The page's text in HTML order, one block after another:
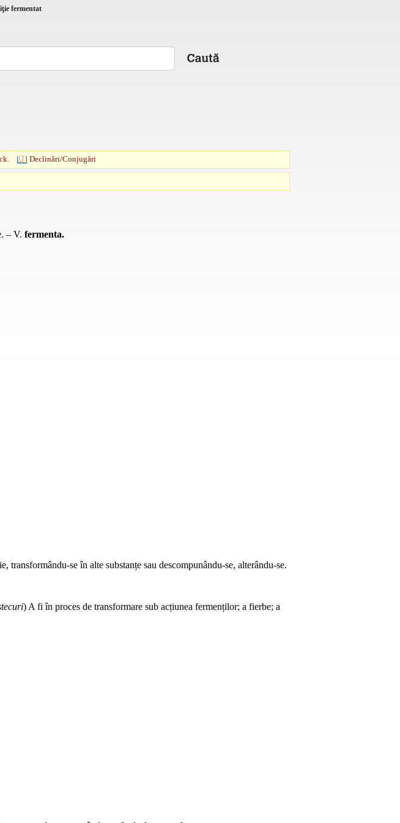
fermentat
Declinări/Conjugări
– V. fermenta.
transformându-se în alte substanțe sau descompunându-se, alterându-se.
) A fi în proces de transformare sub acțiunea fermenților; a fierbe; a